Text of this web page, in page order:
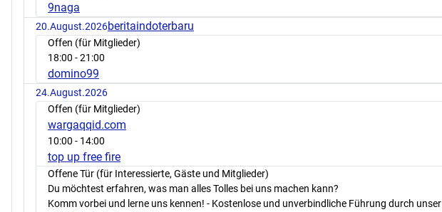
9naga
20.August.2026beritaindoterbaru
Offen (für Mitglieder)
18:00 - 21:00
domino99
24.August.2026
Offen (für Mitglieder)
wargaqqid.com
10:00 - 14:00
top up free fire
Offene Tür (für Interessierte, Gäste und Mitglieder)
Du möchtest erfahren, was man alles Tolles bei uns machen kann?
Komm vorbei und lerne uns kennen! - Kostenlose und unverbindliche Führung durch